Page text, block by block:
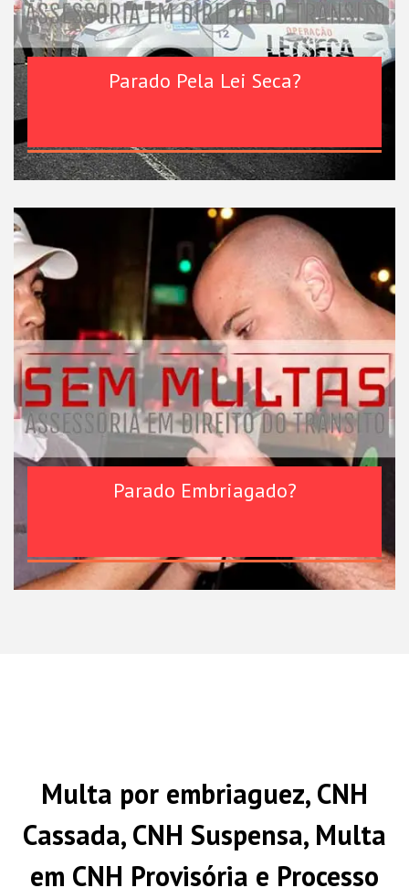
Parado Pela Lei Seca?
Parado Embriagado?
Multa por embriaguez, CNH
Cassada, CNH Suspensa, Multa
em CNH Provisória e Processo